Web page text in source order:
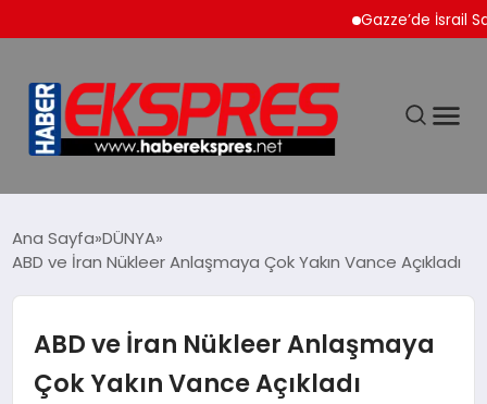
Gazze’de İsrail
SİYASET
Ana Sayfa DÜNYA
ABD ve İran Nükleer Anlaşmaya Çok Yakın Vance Açıkladı
ABD ve İran Nükleer Anlaşmaya
Çok Yakın Vance Açıkladı